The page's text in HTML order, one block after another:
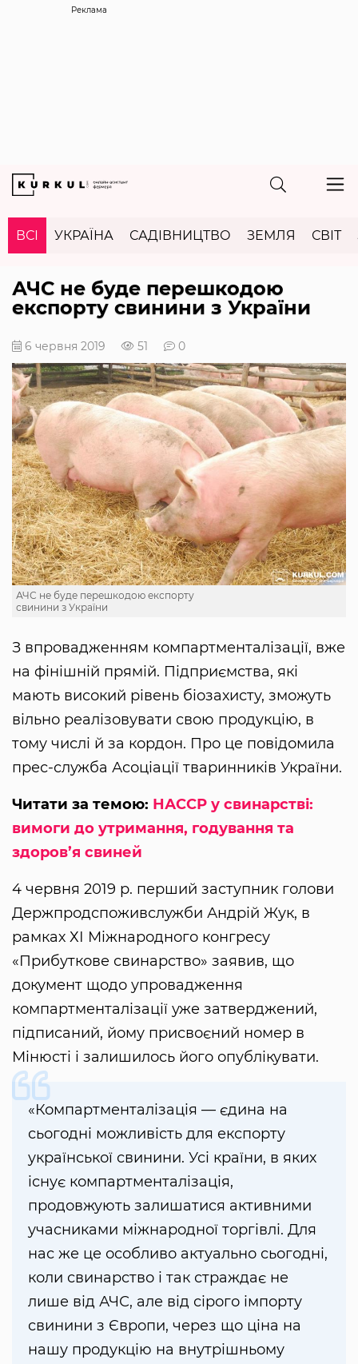
Реклама
ВСІ УКРАЇНА САДІВНИЦТВО ЗЕМЛЯ СВІТ
АЧС не буде перешкодою
експорту свинини з України
6 червня 2019 51 0
АЧС не буде перешкодою експорту
свинини з України
З впровадженням компартменталізації, вже
на фінішній прямій. Підприємства, які
мають високий рівень біозахисту, зможуть
вільно реалізовувати свою продукцію, в
тому числі й за кордон. Про це повідомила
прес-служба Асоціації тваринників України.
Читати за темою: НАССР у свинарстві:
вимоги до утримання, годування та
здоров’я свиней
4 червня 2019 р. перший заступник голови
Держпродспоживслужби Андрій Жук, в
рамках ХІ Міжнародного конгресу
«Прибуткове свинарство» заявив, що
документ щодо упровадження
компартменталізації уже затверджений,
підписаний, йому присвоєний номер в
Мінюсті і залишилось його опублікувати.
«Компартменталізація — єдина на
сьогодні можливість для експорту
української свинини. Усі країни, в яких
існує компартменталізація,
продовжують залишатися активними
учасниками міжнародної торгівлі. Для
нас же це особливо актуально сьогодні,
коли свинарство і так страждає не
лише від АЧС, але від сірого імпорту
свинини з Європи, через що ціна на
нашу продукцію на внутрішньому